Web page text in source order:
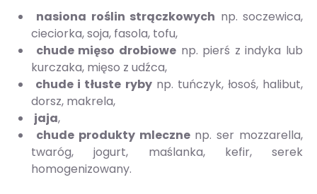
nasiona roślin strączkowych np. soczewica,
cieciorka, soja, fasola, tofu,
chude mięso drobiowenp. pierś z indyka lub
kurczaka, mięso z udźca,
chude i tłuste rybynp. tuńczyk, łosoś, halibut,
dorsz, makrela,
jaja,
chude produkty mlecznenp. ser mozzarella,
twaróg, jogurt, maślanka, kefir, serek
homogenizowany.